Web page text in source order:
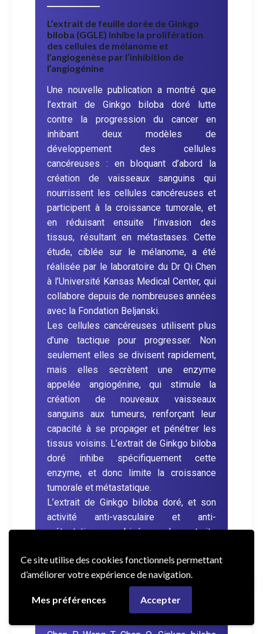
Ce site utilise des cookies fonctionnels permettant
d’améliorer votre expérience de navigation.
Mes préférences Accepter
L’extrait de feuille dorée de Ginkgo
biloba (GGLE) inhibe la prolifération
des cellules de mélanome et
l’angiogenèse par l’inhibition de
l’angiogénine
Une nouvelle publication a montré que
l’extrait de Ginkgo biloba doré lutte
contre la progression du cancer en
inhibant deux modèles de
développement des cellules
cancéreuses : en bloquant d’abord la
création de vaisseaux sanguins qui
nourrissent les cellules cancéreuses et
participent à la croissance tumorale, et
en réduisant ensuite l’invasion des
tissus, résultant en métastases. Cette
étude, ciblée sur le mélanome, a été
réalisée par le laboratoire du Dr Qi Chen
à l’Université Kansas Medical Center, qui
collabore depuis de nombreuses années
avec la Fondation Beljanski.
Les cellules cancéreuses utilisent plus
d’une tactique pour progresser. Non
seulement elles se divisent rapidement,
mais elles secrètent une enzyme
appelée angiogénine, qui stimule la
création de nouveaux vaisseaux
sanguins aux tumeurs, renforçant leur
capacité à se propager et pénétrer les
tissus voisins. L’extrait de Ginkgo biloba
doré inhibe spécifiquement cette
enzyme, et donc limite la croissance
tumorale et métastatique.
L’extrait de Ginkgo biloba doré, et son
activité anti-vasculaire et anti-
métastatique, combiné avec les extraits
, connus pour inhiber les cellules
cancéreuses, constituent un formidable
trio pour lutter sans toxicité contre le
cancer.